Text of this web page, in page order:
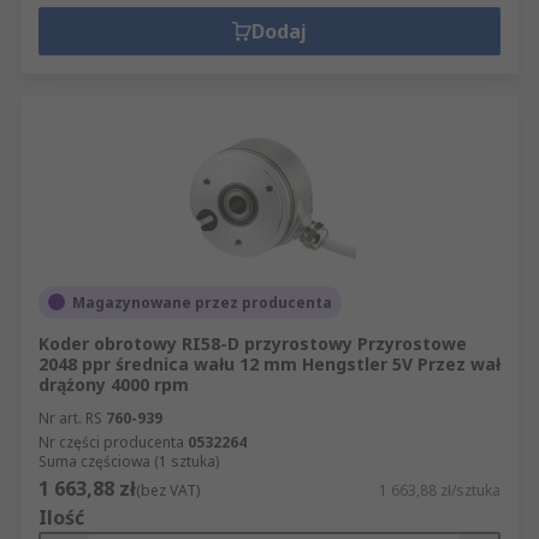
Dodaj
Magazynowane przez producenta
Koder obrotowy RI58-D przyrostowy Przyrostowe
2048 ppr średnica wału 12 mm Hengstler 5V Przez wał
drążony 4000 rpm
Nr art. RS 760-939
Nr części producenta 0532264
Suma częściowa (1 sztuka)
1 663,88 zł(bez VAT) 1 663,88 zł/sztuka
Ilość